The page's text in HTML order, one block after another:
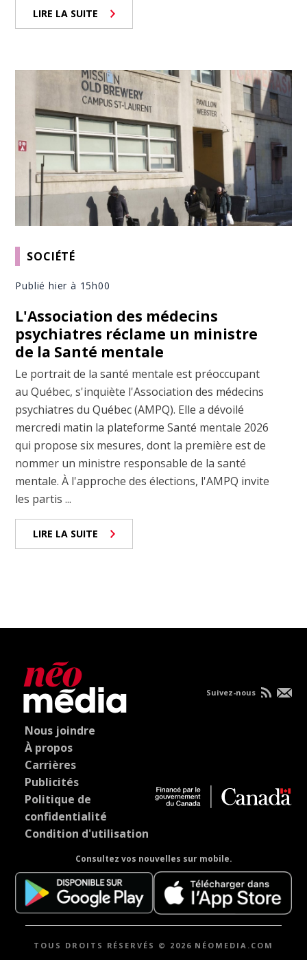
LIRE LA SUITE
SOCIÉTÉ
Publié hier à 15h00
L'Association des médecins
psychiatres réclame un ministre
de la Santé mentale
Le portrait de la santé mentale est préoccupant
au Québec, s'inquiète l'Association des médecins
psychiatres du Québec (AMPQ). Elle a dévoilé
mercredi matin la plateforme Santé mentale 2026
qui propose six mesures, dont la première est de
nommer un ministre responsable de la santé
mentale. À l'approche des élections, l'AMPQ invite
les partis ...
LIRE LA SUITE
Nous joindre
À propos
Carrières
Publicités
Politique de
confidentialité
Condition d'utilisation
Consultez vos nouvelles sur mobile.
Suivez-nous
TOUS DROITS RÉSERVÉS © 2026 NÉOMEDIA.COM